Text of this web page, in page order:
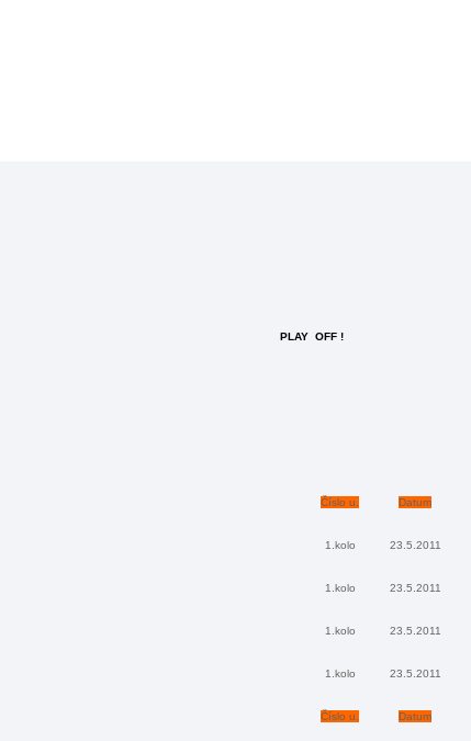
PLAY OFF !
Číslo u. Datum
1.kolo 23.5.2011
1.kolo 23.5.2011
1.kolo 23.5.2011
1.kolo 23.5.2011
Číslo u. Datum